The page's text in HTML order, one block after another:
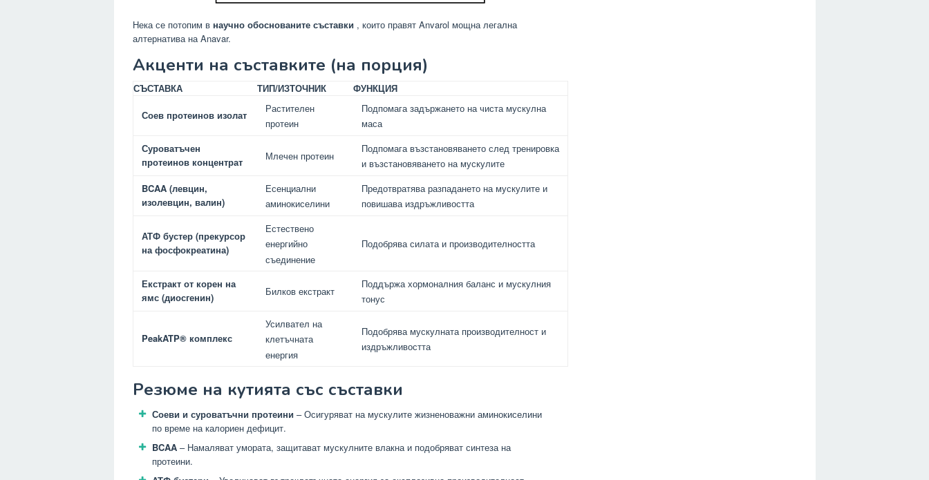
Нека се потопим в научно обоснованите съставки , които правят Anvarol мощна легална
алтернатива на Anavar.
Акценти на съставките (на порция)
СЪСТАВКА ТИП/ИЗТОЧНИК ФУНКЦИЯ
Соев протеинов изолат
Растителен
протеин
Подпомага задържането на чиста мускулна
маса
Суроватъчен
протеинов концентрат
Млечен протеин
Подпомага възстановяването след тренировка
и възстановяването на мускулите
BCAA (левцин,
изолевцин, валин)
Есенциални
аминокиселини
Предотвратява разпадането на мускулите и
повишава издръжливостта
АТФ бустер (прекурсор
на фосфокреатина)
Естествено
енергийно
съединение
Подобрява силата и производителността
Екстракт от корен на
ямс (диосгенин)
Билков екстракт
Поддържа хормоналния баланс и мускулния
тонус
PeakATP® комплекс
Усилвател на
клетъчната
енергия
Подобрява мускулната производителност и
издръжливостта
Резюме на кутията със съставки
Соеви и суроватъчни протеини – Осигуряват на мускулите жизненоважни аминокиселини
по време на калориен дефицит.
BCAA – Намаляват умората, защитават мускулните влакна и подобряват синтеза на
протеини.